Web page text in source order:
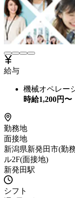
給与
機械オペレー
時給1,200円〜
勤務地
面接地
新潟県新発田市(勤
ル2F(面接地)
新発田駅
シフト